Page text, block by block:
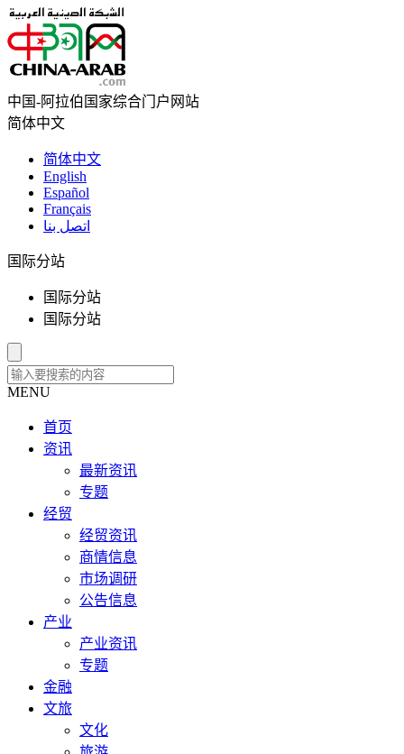
中国-阿拉伯国家综合门户网站
简体中文
简体中文
English
Español
Français
اتصل بنا
国际分站
国际分站
国际分站
MENU
首页
资讯
最新资讯
专题
经贸
经贸资讯
商情信息
市场调研
公告信息
产业
产业资讯
专题
金融
文旅
文化